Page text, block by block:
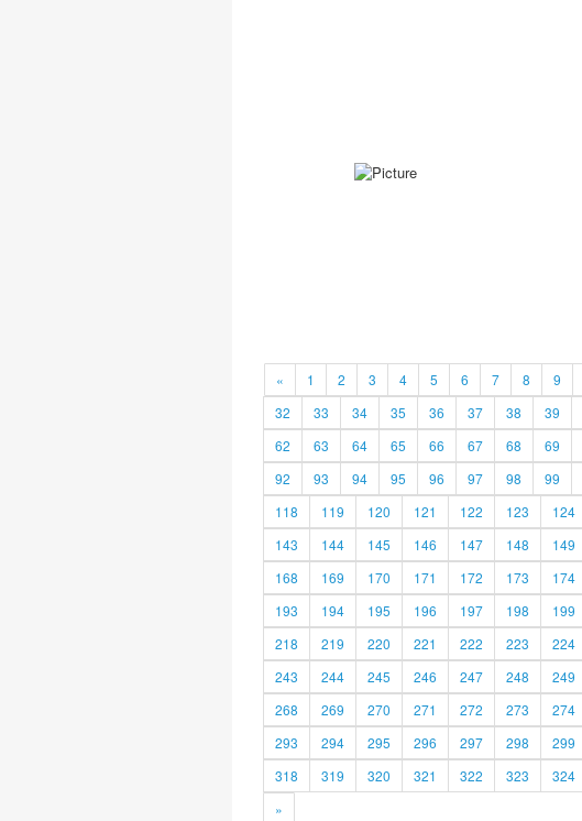
« 1 2 3 4 5 6 7 8 9
32
33 34 35 36 37 38 39
62
63 64 65 66 67 68 69
92
93 94 95 96 97 98 99
118
119 120 121 122 123 124
143
144 145 146 147 148 149
168
169 170 171 172 173 174
193
194 195 196 197 198 199
218
219 220 221 222 223 224
243
244 245 246 247 248 249
268
269 270 271 272 273 274
293
294 295 296 297 298 299
318
319 320 321 322 323 324
»